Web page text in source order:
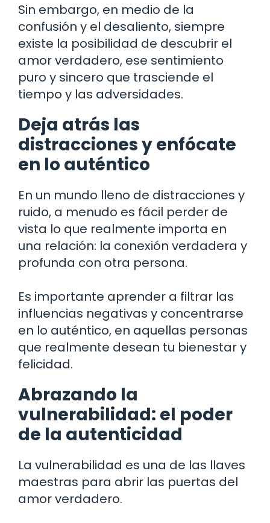
Sin embargo, en medio de la
confusión y el desaliento, siempre
existe la posibilidad de descubrir el
amor verdadero, ese sentimiento
puro y sincero que trasciende el
tiempo y las adversidades.
Deja atrás las
distracciones y enfócate
en lo auténtico
En un mundo lleno de distracciones y
ruido, a menudo es fácil perder de
vista lo que realmente importa en
una relación: la conexión verdadera y
profunda con otra persona.
Es importante aprender a filtrar las
influencias negativas y concentrarse
en lo auténtico, en aquellas personas
que realmente desean tu bienestar y
felicidad.
Abrazando la
vulnerabilidad: el poder
de la autenticidad
La vulnerabilidad es una de las llaves
maestras para abrir las puertas del
amor verdadero.